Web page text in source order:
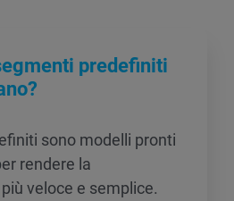
predefiniti
sono modelli pronti
rendere la
veloce e semplice.